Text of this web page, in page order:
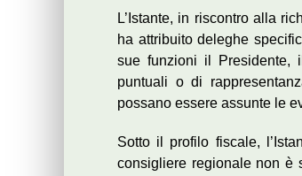
L’Istante, in riscontro alla
ha attribuito deleghe
sue funzioni il Presidente,
puntuali o di
possano essere assunte le
Sotto il profilo fiscale,
consigliere regionale non è